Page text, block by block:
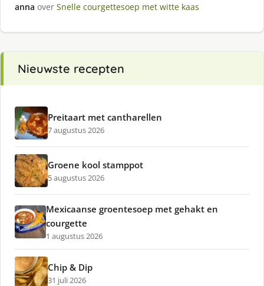
anna over Snelle courgettesoep met witte kaas
Nieuwste recepten
Preitaart met cantharellen
7 augustus 2026
Groene kool stamppot
5 augustus 2026
Mexicaanse groentesoep met gehakt en
courgette
1 augustus 2026
Chip & Dip
31 juli 2026